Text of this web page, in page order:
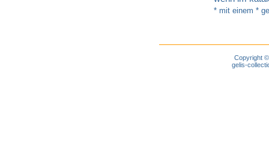
* mit einem *
Copyright
gelis-